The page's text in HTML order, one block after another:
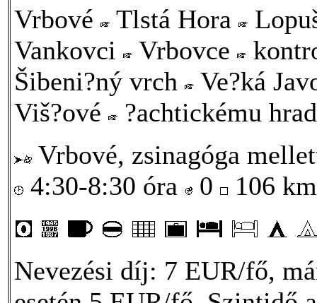
Vrbové Tlstá Hora
Vankovci
Vrbovce
Šibeni?ný vrch
Ve?ká
Viš?ové
?achtickému
Vrbové, zsinagóga
4:30-8:30 óra
0 106
Nevezési díj: 7 EUR/fő,